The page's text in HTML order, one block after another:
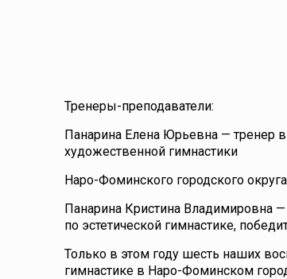
Тренеры-преподаватели:
Панарина Елена Юрьевна — тренер
художественной гимнастики
Наро-Фоминского городского
Панарина Кристина Владимировна
по эстетической гимнастике,
Только в этом году шесть наших
гимнастике в Наро-Фоминском